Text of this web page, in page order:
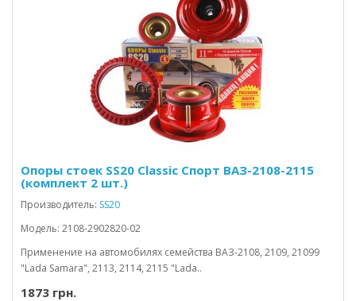
Опоры стоек SS20 Classic Спорт ВАЗ-2108-2115
(комплект 2 шт.)
Производитель: SS20
Модель: 2108-2902820-02
Применение на автомобилях семейства ВАЗ-2108, 2109, 21099
"Lada Samara", 2113, 2114, 2115 "Lada..
1873 грн.